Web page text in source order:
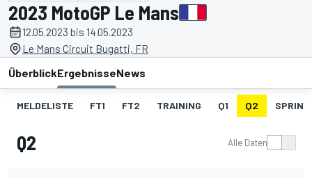
2023 MotoGP Le Mans
12.05.2023 bis 14.05.2023
Le Mans Circuit Bugatti, FR
ÜberblickErgebnisseNews
MELDELISTE FT1 FT2 TRAINING Q1 Q2 SPRINT
Q2 Alle Daten